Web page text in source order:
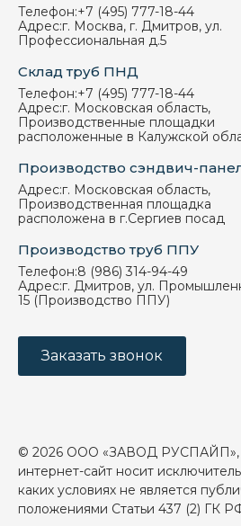
Телефон:+7 (495) 777-18-44
Адрес:г. Москва, г. Дмитров, ул.
Профессиональная д.5
Склад труб ПНД
Телефон:+7 (495) 777-18-44
Адрес:г. Московская область,
Производственные площадки
расположенные в Калужской
Производство сэндвич-
Адрес:г. Московская область,
Производственная площадка
расположена в г.Сергиев посад
Производство труб ППУ
Телефон:8 (986) 314-94-49
Адрес:г. Дмитров, ул.
15 (Производство ППУ)
Заказать звонок
© 2026 ООО «ЗАВОД РУСПАЙП»,
интернет-сайт носит
каких условиях не является
положениями Статьи 437 (2) ГК